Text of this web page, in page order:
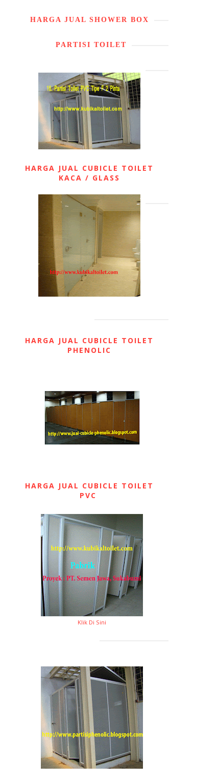
HARGA JUAL SHOWER BOX
PARTISI TOILET
HARGA JUAL CUBICLE TOILET
KACA / GLASS
HARGA JUAL CUBICLE TOILET
PHENOLIC
HARGA JUAL CUBICLE TOILET
PVC
Klik Di Sini